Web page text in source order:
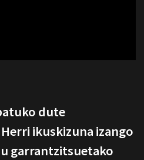
dute
ikuskizuna izango
garrantzitsuetako